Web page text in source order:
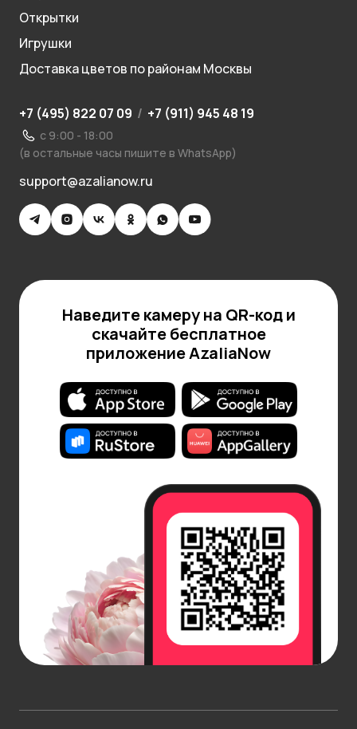
Открытки
Игрушки
Доставка цветов по районам Москвы
+7 (495) 822 07 09 / +7 (911) 945 48 19
с 9:00 - 18:00
(в остальные часы пишите в WhatsApp)
support@azalianow.ru
Наведите камеру на QR-код и
скачайте бесплатное
приложение AzaliaNow